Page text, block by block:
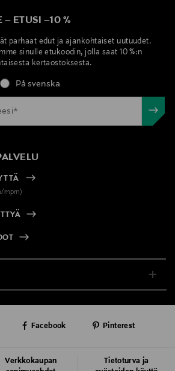
– ETUSI –10 %
parhaat edut ja ajankohtaiset uutuudet.
sinulle etukoodin, jolla saat 10 %:n
kertaostoksesta.
På svenska
mpm)
Verkkokaupan
Tietoturva ja
Facebook Pinterest